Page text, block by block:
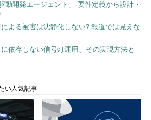
動開発エージェント」 要件定義から設計・
よる被害は沈静化しない? 報道では見えな
依存しない信号灯運用、その実現方法と
い人気記事